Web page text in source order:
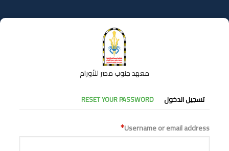
إلى
المحتوى
معهد جنوب مصر للأورام
التبويبات
الأساسية
تسجيل الدخول RESET YOUR PASSWORD
Username or email address